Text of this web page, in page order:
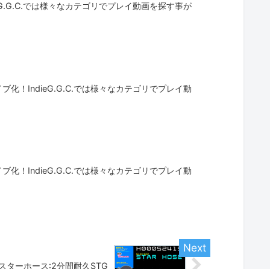
では様々なカテゴリでプレイ動画を探す事が
化！IndieG.G.C.では様々なカテゴリでプレイ動
化！IndieG.G.C.では様々なカテゴリでプレイ動
ターホース:2分間耐久STG